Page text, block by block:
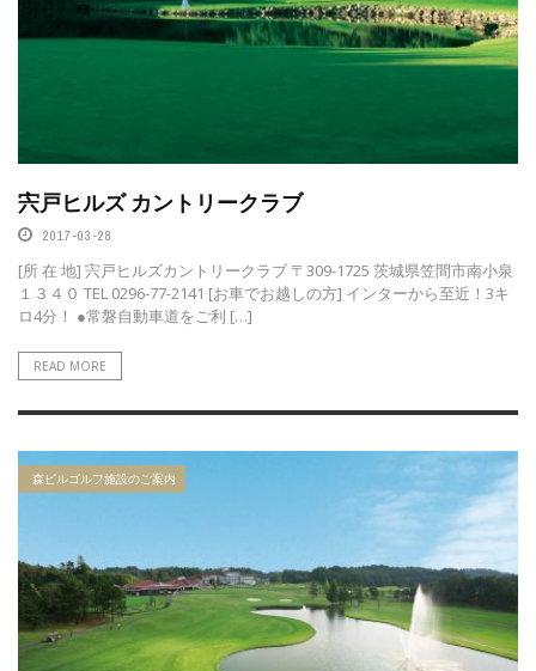
宍戸ヒルズ カントリークラブ
2017-03-28
[所 在 地] 宍戸ヒルズカントリークラブ 〒309-1725 茨城県笠間市南小泉
１３４０ TEL 0296-77-2141 [お車でお越しの方] インターから至近！3キ
ロ4分！ ●常磐自動車道をご利 […]
READ MORE
森ビルゴルフ施設のご案内